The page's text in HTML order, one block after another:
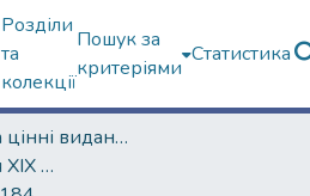
Розділи
та
колекції
Пошук за
критеріями
Статистика
9. Рідкісні та цінні видання
Періодичні видання ХІХ ст.